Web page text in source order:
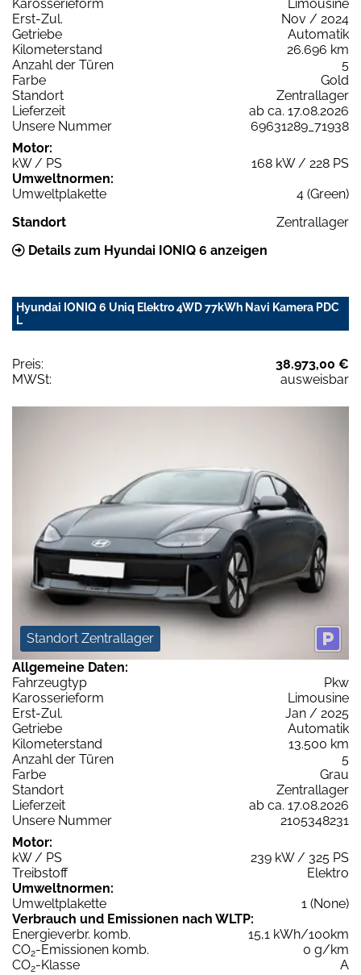
Karosserieform
Limousine
Erst-Zul.
Nov / 2024
Getriebe
Automatik
Kilometerstand
26.696 km
Anzahl der Türen
5
Farbe
Gold
Standort
Zentrallager
Lieferzeit
ab ca. 17.08.2026
Unsere Nummer
69631289_71938
Motor:
kW / PS
168 kW / 228 PS
Umweltnormen:
Umweltplakette
4 (Green)
Standort
Zentrallager
Details zum Hyundai IONIQ 6 anzeigen
Hyundai IONIQ 6 Uniq Elektro 4WD 77kWh Navi Kamera PDC
L
Preis:
38.973,00 €
MWSt:
ausweisbar
Standort Zentrallager
Allgemeine Daten:
Fahrzeugtyp
Pkw
Karosserieform
Limousine
Erst-Zul.
Jan / 2025
Getriebe
Automatik
Kilometerstand
13.500 km
Anzahl der Türen
5
Farbe
Grau
Standort
Zentrallager
Lieferzeit
ab ca. 17.08.2026
Unsere Nummer
2105348231
Motor:
kW / PS
239 kW / 325 PS
Treibstoff
Elektro
Umweltnormen:
Umweltplakette
1 (None)
Verbrauch und Emissionen nach WLTP:
Energieverbr. komb.
15,1 kWh/100km
CO2-Emissionen komb.
0 g/km
CO2-Klasse
A